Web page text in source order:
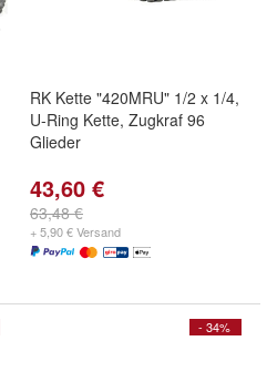
RK Kette "420MRU" 1/2 x 1/4,
U-Ring Kette, Zugkraf 96
Glieder
43,60 €
63,48 €
+ 5,90 € Versand
- 34%